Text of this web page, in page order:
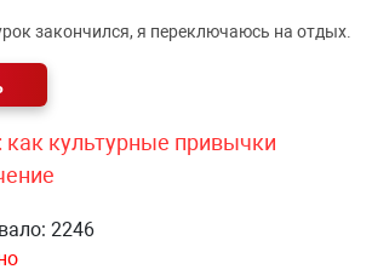
закончился, я переключаюсь на отдых.
как культурные привычки
2246